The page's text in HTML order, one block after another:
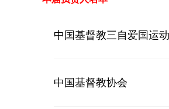
中国基督教三自爱国运
中国基督教协会